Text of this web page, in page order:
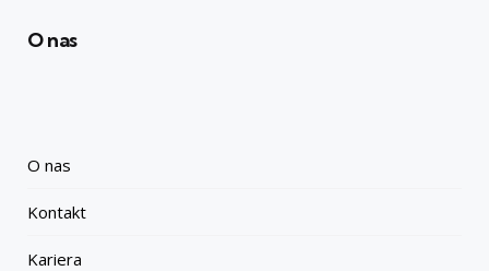
O nas
O nas
Kontakt
Kariera